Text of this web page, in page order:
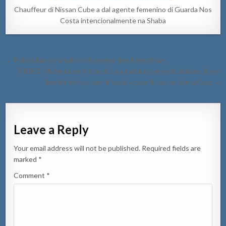
Chauffeur di Nissan Cube a dal agente femenino di Guarda Nos
Costa intencionalmente na Shaba
Post
navigation
← Polis a bay pa un pleito di pareha den Edenstraat
[VIDEO] Muhe burachi tras di stuur a baha caminda dal palo di lus,
borchi trafico, bari di sushi y cura di cas na Santa Cruz →
Leave a Reply
Your email address will not be published. Required fields are
marked *
Comment *